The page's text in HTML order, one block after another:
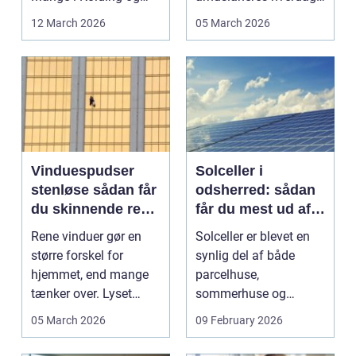
omegn søger p...
12 March 2026
Flere bruger den både
05 March 2026
Vinduespudser
stenløse sådan får
du skinnende rene
ruder året rundt
Rene vinduer gør en
større forskel for
hjemmet, end mange
tænker over. Lyset
falder anderledes ind,
05 March 2026
Solceller i
odsherred: sådan
får du mest ud af
solen
Solceller er blevet en
synlig del af både
parcelhuse,
sommerhuse og
mindre erhverv i
09 February 2026